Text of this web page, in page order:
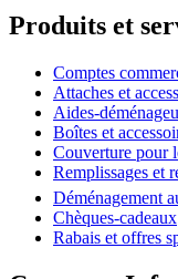
Produits et
Comptes
Attaches et
Aides-
Boîtes et
Couverture pour
Remplissages et
Déménagement
Chèques-cadeaux
Rabais et offres